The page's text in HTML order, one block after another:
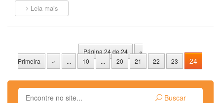
Leia mais
Página 24 de 24
«
Primeira
« ... 10 ... 20 21 22 23 24
Buscar